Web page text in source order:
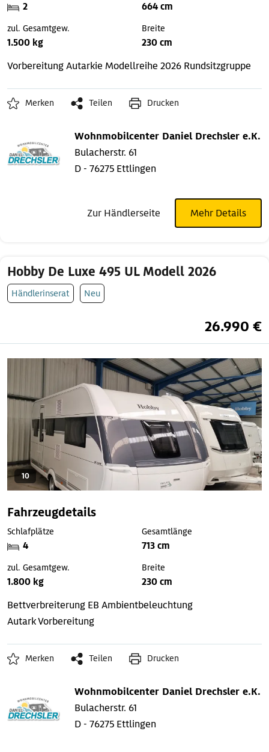
2 664 cm
zul. Gesamtgew.
1.500 kg
Breite
230 cm
Vorbereitung Autarkie Modellreihe 2026 Rundsitzgruppe
Merken Teilen Drucken
Wohnmobilcenter Daniel Drechsler e.K.
Bulacherstr. 61
D - 76275 Ettlingen
Zur Händlerseite Mehr Details
Hobby De Luxe 495 UL Modell 2026
Händlerinserat Neu
26.990 €
10
Fahrzeugdetails
Schlafplätze
4
Gesamtlänge
713 cm
zul. Gesamtgew.
1.800 kg
Breite
230 cm
Bettverbreiterung EB Ambientbeleuchtung
Autark Vorbereitung
Merken Teilen Drucken
Wohnmobilcenter Daniel Drechsler e.K.
Bulacherstr. 61
D - 76275 Ettlingen